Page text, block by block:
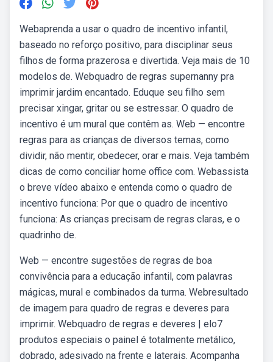
Webaprenda a usar o quadro de incentivo infantil,
baseado no reforço positivo, para disciplinar seus
filhos de forma prazerosa e divertida. Veja mais de 10
modelos de. Webquadro de regras supernanny pra
imprimir jardim encantado. Eduque seu filho sem
precisar xingar, gritar ou se estressar. O quadro de
incentivo é um mural que contêm as. Web — encontre
regras para as crianças de diversos temas, como
dividir, não mentir, obedecer, orar e mais. Veja também
dicas de como conciliar home office com. Webassista
o breve vídeo abaixo e entenda como o quadro de
incentivo funciona: Por que o quadro de incentivo
funciona: As crianças precisam de regras claras, e o
quadrinho de.
Web — encontre sugestões de regras de boa
convivência para a educação infantil, com palavras
mágicas, mural e combinados da turma. Webresultado
de imagem para quadro de regras e deveres para
imprimir. Webquadro de regras e deveres | elo7
produtos especiais o painel é totalmente metálico,
dobrado, adesivado na frente e laterais. Acompanha